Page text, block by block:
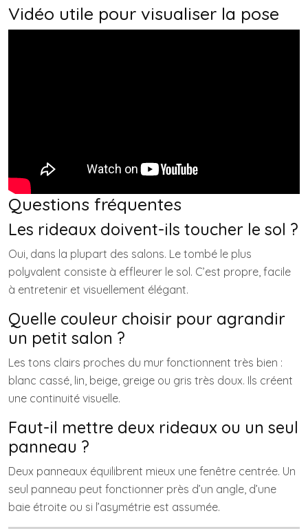
Vidéo utile pour visualiser la pose
Questions fréquentes
Les rideaux doivent-ils toucher le sol ?
Oui, dans la plupart des salons. Le tombé le plus
polyvalent consiste à effleurer le sol. C’est propre, facile
à entretenir et visuellement élégant.
Quelle couleur choisir pour agrandir
un petit salon ?
Les tons clairs proches du mur fonctionnent très bien :
blanc cassé, lin, beige, greige ou gris très doux. Ils créent
une continuité visuelle.
Faut-il mettre deux rideaux ou un seul
panneau ?
Deux panneaux équilibrent mieux une fenêtre centrée. Un
seul panneau peut fonctionner près d’un angle, d’une
baie étroite ou si l’asymétrie est assumée.